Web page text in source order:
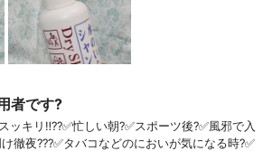
者です?
ッキリ‼️??✅忙しい朝?✅スポーツ後?✅風邪で入
徹夜???✅タバコなどのにおいが気になる時?✅